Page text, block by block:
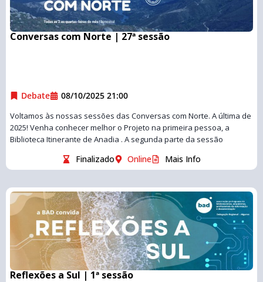
Conversas com Norte | 27ª sessão
Debate 08/10/2025 21:00
Voltamos às nossas sessões das Conversas com Norte. A última de
2025! Venha conhecer melhor o Projeto na primeira pessoa, a
Biblioteca Itinerante de Anadia . A segunda parte da sessão
Finalizado Online Mais Info
Reflexões a Sul | 1ª sessão